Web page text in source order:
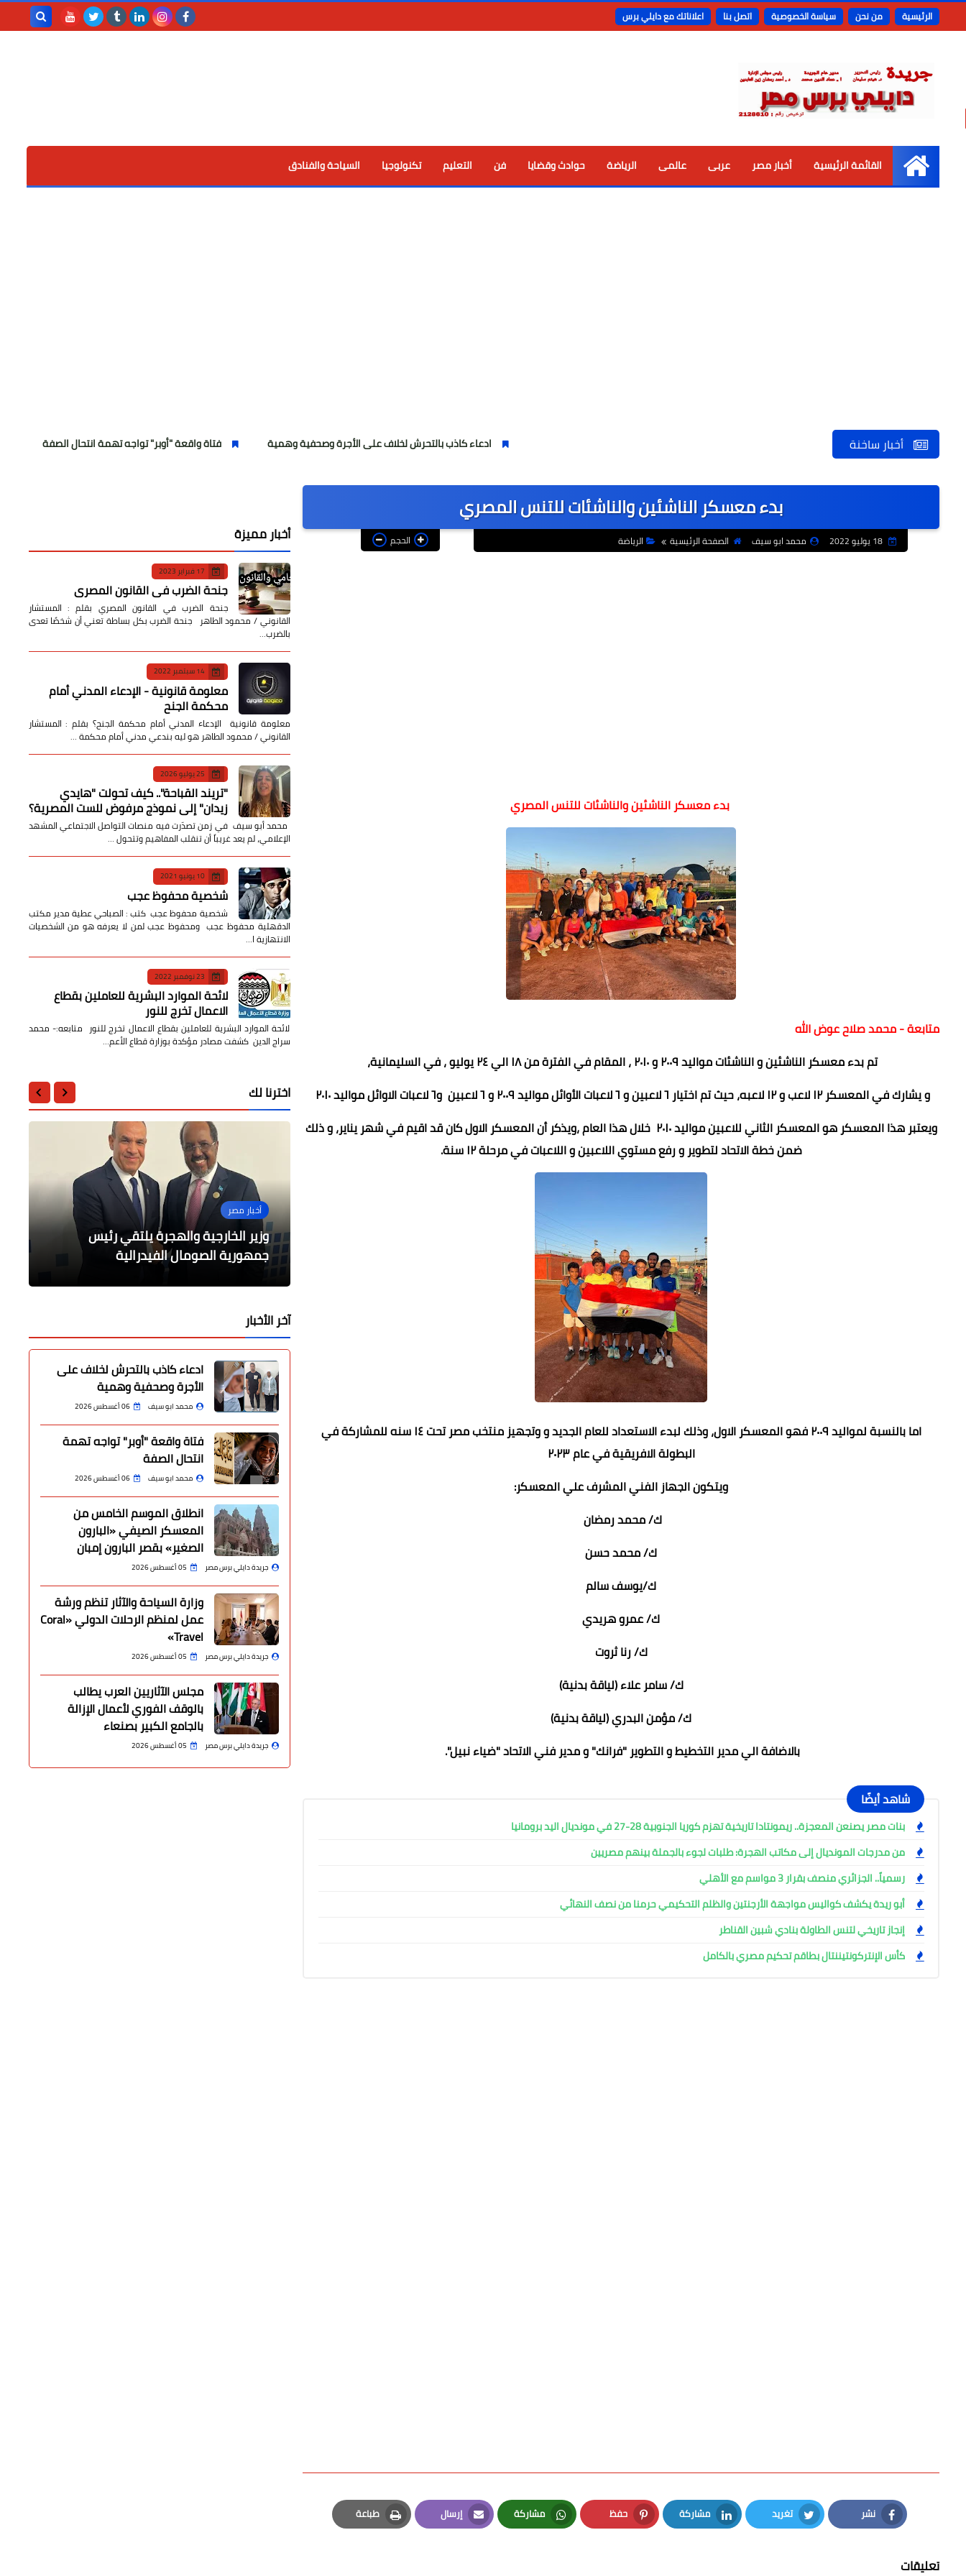
الرئيسية من نحن سياسة الخصوصية اتصل بنا اعلاناتك مع دايلي برس
الرئيسية
القائمة الرئيسية أخبار مصر عربى عالمى الرياضة حوادث وقضايا فن التعليم تكنولوجيا السياحة والفنادق
أخبار ساخنة ادعاء كاذب بالتحرش لخلاف على الأجرة وصحفية وهمية فتاة واقعة "أوبر" تواجه تهمة انتحال الصفة انطلاق
بدء معسكر الناشئين والناشئات للتنس المصري
18 يوليو 2022 محمد ابو سيف الصفحة الرئيسية الرياضة الحجم
بدء معسكر الناشئين والناشئات للتنس المصري
متابعة - محمد صلاح عوض الله
تم بدء معسكر الناشئين و الناشئات مواليد ٢٠٠٩ و ٢٠١٠ ، المقام في الفترة من ١٨ الي ٢٤ يوليو ، في السليمانية،
و يشارك في المعسكر ١٢ لاعب و ١٢ لاعبه، حيث تم اختيار ٦ لاعبين و ٦ لاعبات الأوائل مواليد ٢٠٠٩ و ٦ لاعبين و٦ لاعبات الاوائل مواليد ٢٠١٠
ويعتبر هذا المعسكر هو المعسكر الثاني للاعبين مواليد ٢٠١٠ خلال هذا العام ،ويذكر أن المعسكر الاول كان قد اقيم في شهر يناير، و ذلك
ضمن خطة الاتحاد لتطوير و رفع مستوي اللاعبين و اللاعبات في مرحلة ١٢ سنة.
اما بالنسبة لمواليد ٢٠٠٩ فهو المعسكر الاول، وذلك لبدء الاستعداد للعام الجديد و وتجهيز منتخب مصر تحت ١٤ سنه للمشاركة في
البطولة الافريقية في عام ٢٠٢٣
ويتكون الجهاز الفني المشرف علي المعسكر:
ك/ محمد رمضان
ك/ محمد حسن
ك/يوسف سالم
ك/ عمرو هريدي
ك/ رنا ثروت
ك/ سامر علاء (لياقة بدنية)
ك/ مؤمن البدري (لياقة بدنية)
بالاضافة الي مدير التخطيط و التطوير "فرانك" و مدير فني الاتحاد "ضياء نبيل".
شاهد أيضًا
بنات مصر يصنعن المعجزة.. ريمونتادا تاريخية تهزم كوريا الجنوبية 28-27 في مونديال اليد برومانيا
من مدرجات المونديال إلى مكاتب الهجرة: طلبات لجوء بالجملة بينهم مصريين
رسمياً.. الجزائري منصف بقرار 3 مواسم مع الأهلي
أبو ريدة يكشف كواليس مواجهة الأرجنتين والظلم التحكيمي حرمنا من نصف النهائي
إنجاز تاريخي لتنس الطاولة بنادي شبين القناطر
كأس الإنتركونتيننتال بطاقم تحكيم مصري بالكامل
نشر
Facebook
تغريد
Twitter
مشاركة
LinkedIn
حفظ
Pinterest
مشاركة
Whatsapp
إرسال
Email
طباعة
Print
تعليقات
أخبار مميزة
17 فبراير 2023
جنحة الضرب في القانون المصري
جنحة الضرب في القانون المصري بقلم : المستشار
القانوني / محمود الطاهر جنحة الضرب بكل بساطة تعني أن شخصًا تعدى
بالضرب…
14 سبتمبر 2022
معلومة قانونية - الإدعاء المدني أمام
محكمة الجنح
معلومة قانونية الإدعاء المدني أمام محكمة الجنح؟ بقلم : المستشار
القانوني / محمود الطاهر هو ليه بندعي مدني أمام محكمة …
25 يوليو 2026
​"تريند القباحة".. كيف تحولت "هايدي
زيدان" إلى نموذج مرفوض للست المصرية؟
​ محمد أبو سيف ​في زمن تصدّرت فيه منصات التواصل الاجتماعي المشهد
الإعلامي، لم يعد غريباً أن تنقلب المفاهيم وتتحول …
10 يونيو 2021
شخصية محفوظ عجب
شخصية محفوظ عجب كتب : الصباحي عطية مدير مكتب
الدقهلية محفوظ عجب ومحفوظ عجب لمن لا يعرفه هو من الشخصيات
الانتهازية ا…
23 نوفمبر 2022
لائحة الموارد البشرية للعاملين بقطاع
الاعمال تخرج للنور
لائحة الموارد البشرية للعاملين بقطاع الاعمال تخرج للنور متابعه:- محمد
سراج الدين كشفت مصادر مؤكدة بوزارة قطاع الأعم…
اخترنا لك
07 ديسمبر 2025
جامعات
وزير المالية في حوار مفتوح مع طلاب
جامعة النيل
07 ديسمبر 2025
أخبار مصر
وزير الخارجية والهجرة يلتقي رئيس
جمهورية الصومال الفيدرالية
07 ديسمبر 2025
أخبار مصر
وزير الخارجية يلتقي مبعوثة الاتحاد
الأوروبي للقرن الأفريقي
عماد الدين محمد
05 ديسمبر 2025
الثقافة
فخر الشباب فاتح السند ومأساة النهاية
04 ديسمبر 2025
محافظات
انضمام شبين الكوم للشبكة العالمية
لمدن التعلم لعام 2025
آخر الأخبار
ادعاء كاذب بالتحرش لخلاف على
الأجرة وصحفية وهمية
محمد ابو سيف 06 أغسطس 2026
فتاة واقعة "أوبر" تواجه تهمة
انتحال الصفة
محمد ابو سيف 06 أغسطس 2026
انطلاق الموسم الخامس من
المعسكر الصيفي «البارون
الصغير» بقصر البارون إمبان
جريدة دايلي برس مصر 05 أغسطس 2026
وزارة السياحة والآثار تنظم ورشة
عمل لمنظم الرحلات الدولي «Coral
Travel»
جريدة دايلي برس مصر 05 أغسطس 2026
مجلس الآثاريين العرب يطالب
بالوقف الفوري لأعمال الإزالة
بالجامع الكبير بصنعاء
جريدة دايلي برس مصر 05 أغسطس 2026